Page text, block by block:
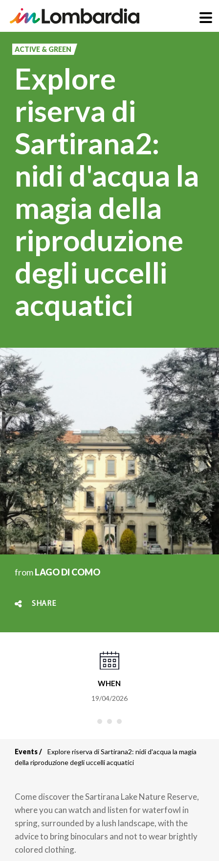
content
ACTIVE & GREEN
Explore
riserva di
Sartirana2:
nidi d'acqua la
magia della
riproduzione
degli uccelli
acquatici
fromLAGO DI COMO
SHARE
WHEN
19/04/2026
Breadcrumb
Events
Explore riserva di Sartirana2: nidi d'acqua la magia
della riproduzione degli uccelli acquatici
Come discover the Sartirana Lake Nature Reserve,
where you can watch and listen for waterfowl in
spring, surrounded by a lush landscape, with the
advice to bring binoculars and not to wear brightly
colored clothing.